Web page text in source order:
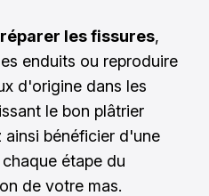
les fissures,
enduits ou reproduire
d'origine dans les
le bon plâtrier
bénéficier d'une
étape du
de votre mas.